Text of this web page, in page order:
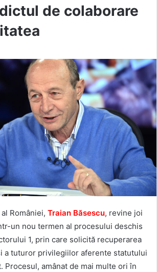
de colaborare
României, Traian Băsescu, revine joi
un nou termen al procesului deschis
1, prin care solicită recuperarea
a tuturor privilegiilor aferente statutului
Procesul, amânat de mai multe ori în